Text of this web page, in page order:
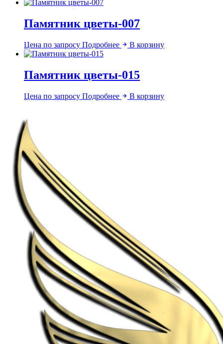
Памятник цветы-007
Цена по запросу Подробнее В корзину
Памятник цветы-015
Цена по запросу Подробнее В корзину